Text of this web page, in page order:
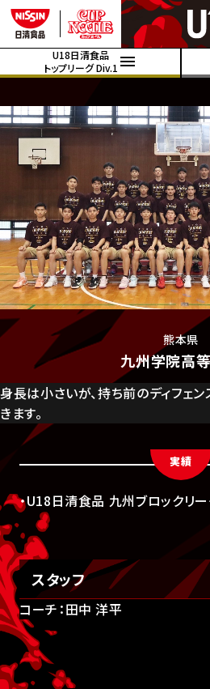
U18日清食品
トップリーグ Div.1
熊本県
九州学院高
身長は小さいが、持ち前のディフェ
きます。
実績
・U18日清食品 九州ブロックリ
スタッフ
コーチ：田中 洋平